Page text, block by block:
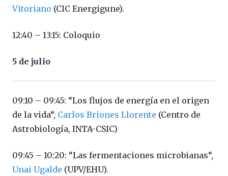
Vitoriano (CIC Energigune).
12:40 – 13:15: Coloquio
5 de julio
09:10 – 09:45: “Los flujos de energía en el origen
de la vida“, Carlos Briones Llorente (Centro de
Astrobiología, INTA-CSIC)
09:45 – 10:20: “Las fermentaciones microbianas“,
Unai Ugalde (UPV/EHU).